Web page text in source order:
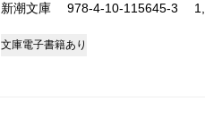
新潮文庫 978-4-10-115645-3
文庫電子書籍あり